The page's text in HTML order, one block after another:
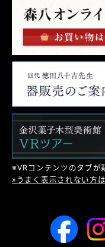
※VRコンテンツのタブが
»うまく表示されない方